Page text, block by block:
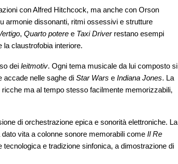
con Alfred Hitchcock, ma anche con Orson
armonie dissonanti, ritmi ossessivi e strutture
, Quarto potere e Taxi Driverrestano esempi
la claustrofobia interiore.
dei leitmotiv. Ogni tema musicale da lui composto si
accade nelle saghe di Star Wars e Indiana Jones. La
ma al tempo stesso facilmente memorizzabili,
di orchestrazione epica e sonorità elettroniche. La
vita a colonne sonore memorabili come Il Re
tecnologica e tradizione sinfonica, a dimostrazione di